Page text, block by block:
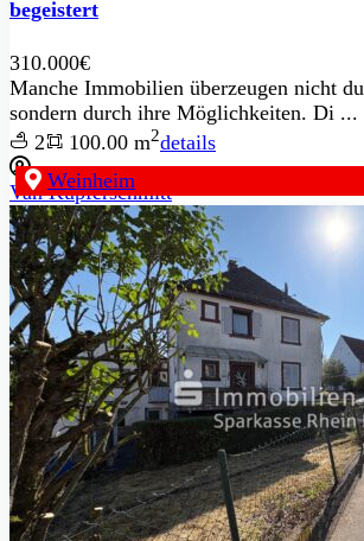
Weinheim
begeistert
310.000€
Manche Immobilien überzeugen nicht
sondern durch ihre Möglichkeiten. Di ...
2
100.00 m2details
Van Kupferschmitt